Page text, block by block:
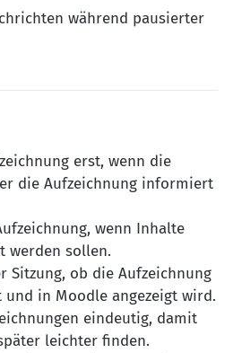
während pausierter
erst, wenn die
die Aufzeichnung informiert
wenn Inhalte
werden sollen.
Sitzung, ob die Aufzeichnung
in Moodle angezeigt wird.
eindeutig, damit
leichter finden.